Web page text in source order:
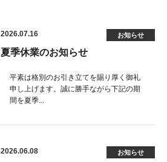
2026.07.16 お知らせ
夏季休業のお知らせ
平素は格別のお引き立てを賜り厚く御礼
申し上げます。誠に勝手ながら下記の期
間を夏季...
2026.06.08 お知らせ